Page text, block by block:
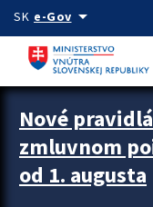
Preskocit na hlavný obsah
SK e-Govarrow_drop_down
Zastavit automatický
Nové
zmluvnom
od 1. augusta